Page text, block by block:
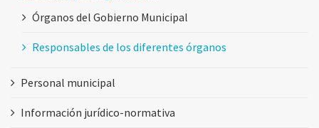
Órganos del Gobierno Municipal
Responsables de los diferentes órganos
Personal municipal
Información jurídico-normativa